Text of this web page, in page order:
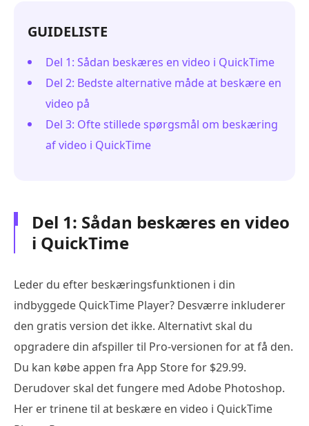
GUIDELISTE
Del 1: Sådan beskæres en video i QuickTime
Del 2: Bedste alternative måde at beskære en
video på
Del 3: Ofte stillede spørgsmål om beskæring
af video i QuickTime
Del 1: Sådan beskæres en video
i QuickTime
Leder du efter beskæringsfunktionen i din
indbyggede QuickTime Player? Desværre inkluderer
den gratis version det ikke. Alternativt skal du
opgradere din afspiller til Pro-versionen for at få den.
Du kan købe appen fra App Store for $29.99.
Derudover skal det fungere med Adobe Photoshop.
Her er trinene til at beskære en video i QuickTime